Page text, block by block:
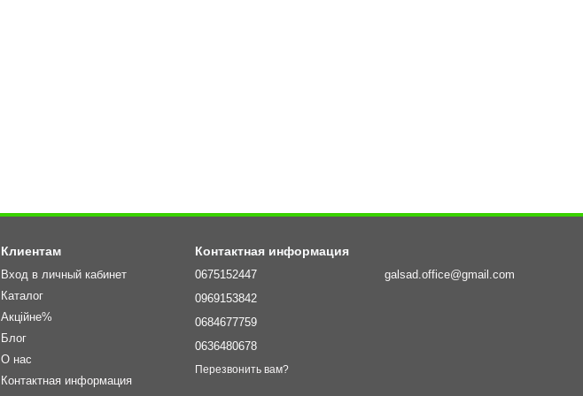
Клиентам
Вход в личный кабинет
Каталог
Акційне%
Блог
О нас
Контактная информация
Контактная информация
0675152447
0969153842
0684677759
0636480678
Перезвонить вам?
galsad.office@gmail.com